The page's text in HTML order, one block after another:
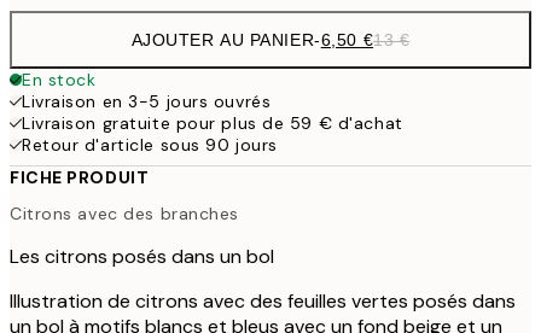
AJOUTER AU PANIER-6,50 €13 €
En stock
Livraison en 3-5 jours ouvrés
Livraison gratuite pour plus de 59 € d'achat
Retour d'article sous 90 jours
FICHE PRODUIT
Citrons avec des branches
Les citrons posés dans un bol
Illustration de citrons avec des feuilles vertes posés dans
un bol à motifs blancs et bleus avec un fond beige et un